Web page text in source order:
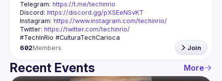
Telegram: https://t.me/techinrio
Discord: https://discord.gg/pXSEeNSvKT
Instagram: https://www.instagram.com/techinrio/
Twitter: https://twitter.com/techinrio/
602Members Join
Recent Events More